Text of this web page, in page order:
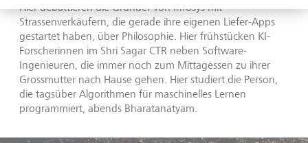
Hier debattieren die Gründer von Infosys mit
Strassenverkäufern, die gerade ihre eigenen Liefer-Apps
gestartet haben, über Philosophie. Hier frühstücken KI-
Forscherinnen im Shri Sagar CTR neben Software-
Ingenieuren, die immer noch zum Mittagessen zu ihrer
Grossmutter nach Hause gehen. Hier studiert die Person,
die tagsüber Algorithmen für maschinelles Lernen
programmiert, abends Bharatanatyam.